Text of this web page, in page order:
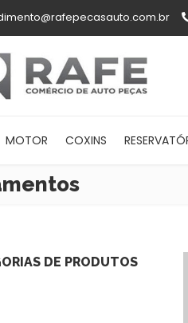
MOTOR COXINS
DE PRODUTOS